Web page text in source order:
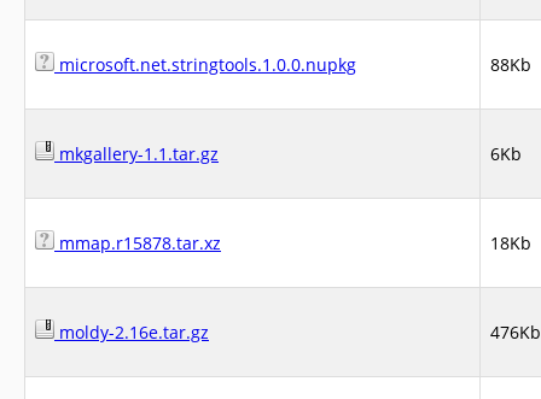
microsoft.net.stringtools.1.0.0.nupkg 88Kb
mkgallery-1.1.tar.gz 6Kb
mmap.r15878.tar.xz 18Kb
moldy-2.16e.tar.gz 476Kb